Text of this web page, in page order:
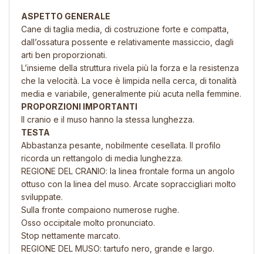
ASPETTO GENERALE
Cane di taglia media, di costruzione forte e compatta,
dall’ossatura possente e relativamente massiccio, dagli
arti ben proporzionati.
L’insieme della struttura rivela più la forza e la resistenza
che la velocità. La voce è limpida nella cerca, di tonalità
media e variabile, generalmente più acuta nella femmine.
PROPORZIONI IMPORTANTI
Il cranio e il muso hanno la stessa lunghezza.
TESTA
Abbastanza pesante, nobilmente cesellata. Il profilo
ricorda un rettangolo di media lunghezza.
REGIONE DEL CRANIO: la linea frontale forma un angolo
ottuso con la linea del muso. Arcate sopraccigliari molto
sviluppate.
Sulla fronte compaiono numerose rughe.
Osso occipitale molto pronunciato.
Stop nettamente marcato.
REGIONE DEL MUSO: tartufo nero, grande e largo.